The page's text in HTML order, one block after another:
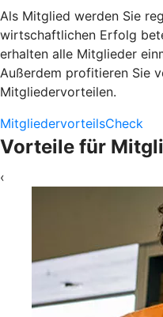
Als Mitglied werden Sie
wirtschaftlichen Erfolg
erhalten alle Mitglieder
Außerdem profitieren Sie
Mitgliedervorteilen.
MitgliedervorteilsCheck
Vorteile für
‹